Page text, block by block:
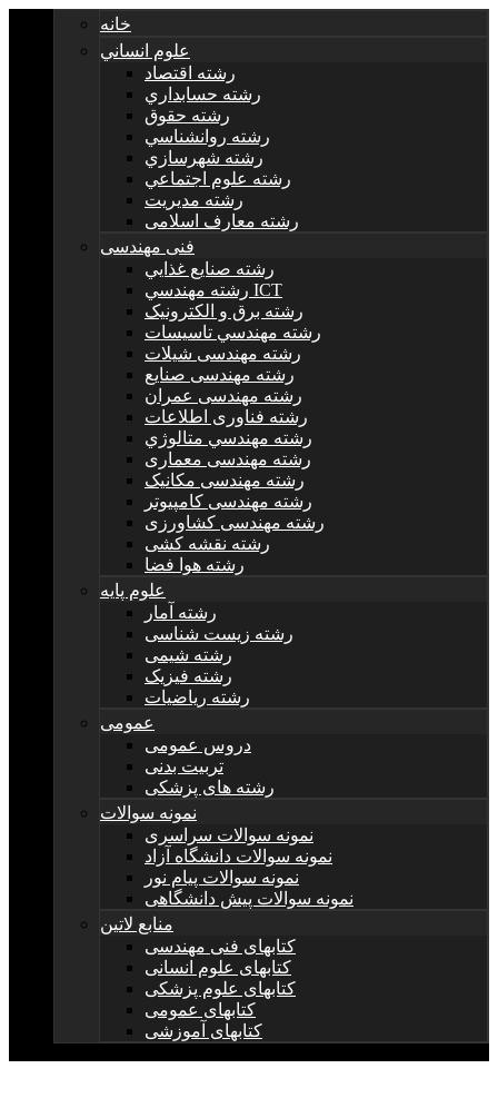
خانه
علوم انساني
رشته اقتصاد
رشته حسابداري
رشته حقوق
رشته روانشناسي
رشته شهرسازي
رشته علوم اجتماعي
رشته مديريت
رشته معارف اسلامی
فنی مهندسی
رشته صنايع غذايي
رشته مهندسي ICT
رشته برق و الکترونيک
رشته مهندسي تاسيسات
رشته مهندسی شیلات
رشته مهندسی صنایع
رشته مهندسی عمران
رشته فناوری اطلاعات
رشته مهندسي متالوژي
رشته مهندسی معماری
رشته مهندسی مکانیک
رشته مهندسی کامپیوتر
رشته مهندسی کشاورزی
رشته نقشه کشی
رشته هوا فضا
علوم پایه
رشته آمار
رشته زیست شناسی
رشته شیمی
رشته فیزیک
رشته ریاضیات
عمومی
دروس عمومی
تربیت بدنی
رشته های پزشکی
نمونه سوالات
نمونه سوالات سراسری
نمونه سوالات دانشگاه آزاد
نمونه سوالات پیام نور
نمونه سوالات پیش دانشگاهی
منابع لاتین
کتابهای فنی مهندسی
کتابهای علوم انسانی
کتابهای علوم پزشکی
کتابهای عمومی
کتابهای آموزشی